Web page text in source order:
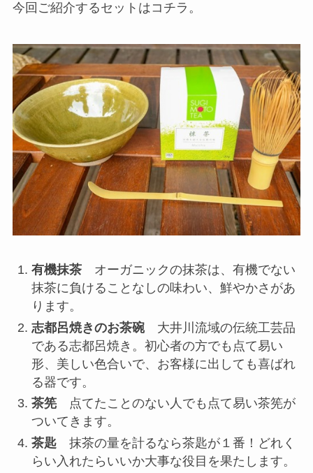
今回ご紹介するセットはコチラ。
有機抹茶オーガニックの抹茶は、有機でない
抹茶に負けることなしの味わい、鮮やかさがあ
ります。
志都呂焼きのお茶碗大井川流域の伝統工芸品
である志都呂焼き。初心者の方でも点て易い
形、美しい色合いで、お客様に出しても喜ばれ
る器です。
茶筅点てたことのない人でも点て易い茶筅が
ついてきます。
茶匙抹茶の量を計るなら茶匙が１番！どれく
らい入れたらいいか大事な役目を果たします。